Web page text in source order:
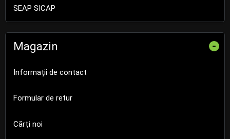
SEAP SICAP
Magazin -
Informații de contact
Formular de retur
Cărţi noi